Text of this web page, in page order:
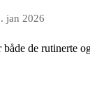
jan 2026
de rutinerte